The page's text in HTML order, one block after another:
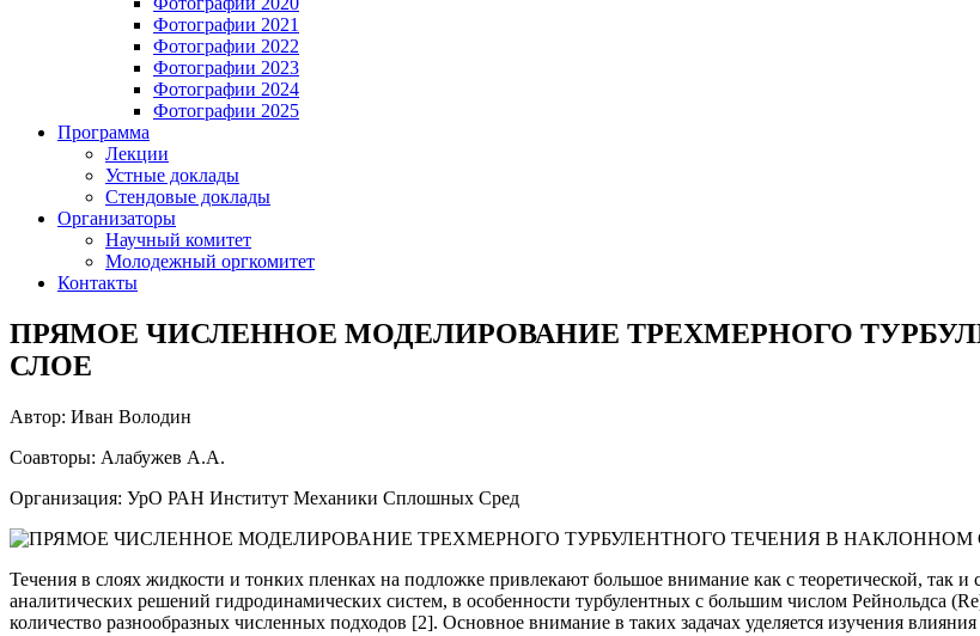
Фотографии 2021
Фотографии 2022
Фотографии 2023
Фотографии 2024
Фотографии 2025
Программа
Лекции
Устные доклады
Стендовые доклады
Организаторы
Научный комитет
Молодежный оргкомитет
Контакты
ПРЯМОЕ ЧИСЛЕННОЕ МОДЕЛИРОВАНИЕ ТРЕХМЕРНОГО
СЛОЕ
Автор: Иван Володин
Соавторы: Алабужев А.А.
Организация: УрО РАН Институт Механики Сплошных Сред
Течения в слоях жидкости и тонких пленках на подложке привлекают большое внимание как с теоретической, так
аналитических решений гидродинамических систем, в особенности турбулентных с большим числом Рейнольдса
количество разнообразных численных подходов [2]. Основное внимание в таких задачах уделяется изучения